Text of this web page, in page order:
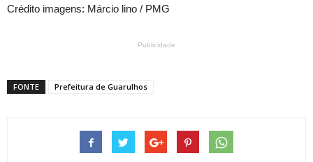
Crédito imagens: Márcio lino / PMG
Publicidade
FONTE Prefeitura de Guarulhos